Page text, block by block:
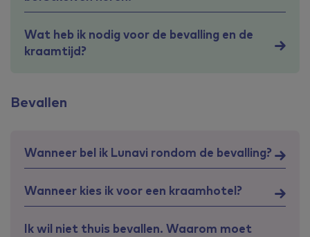
Wat heb ik nodig voor de bevalling en de
kraamtijd?
Bevallen
Wanneer bel ik Lunavi rondom de bevalling?
Wanneer kies ik voor een kraamhotel?
Ik wil niet thuis bevallen. Waarom moet